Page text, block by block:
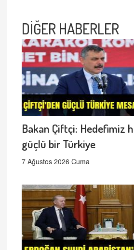
DİĞER HABERLER
Bakan Çiftçi: Hedefimiz
güçlü bir Türkiye
7 Ağustos 2026 Cuma